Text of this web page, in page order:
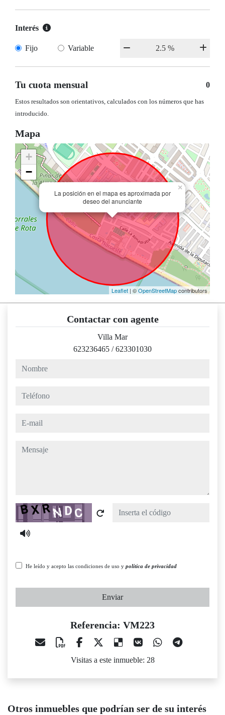
Interés
Fijo Variable
Tu cuota mensual 0
Estos resultados son orientativos, calculados con los números que has
introducido.
Mapa
La posición en el mapa es aproximada por
deseo del anunciante
×
+
−
Leaflet | ©OpenStreetMapcontributors
Contactar con agente
Villa Mar
623236465 /623301030
nombre
teléfono
e-mail
mensaje
Captcha
He leído y acepto las condiciones de uso y política de privacidad
Enviar
Referencia: VM223
Visitas a este inmueble: 28
Otros inmuebles que podrían ser de su interés